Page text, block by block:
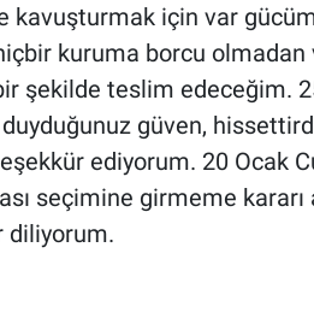
için var
kuruma borcu olmadan
şekilde teslim edeceğim.
güven,
ediyorum. 20 Ocak
seçimine girmeme kararı
diliyorum.